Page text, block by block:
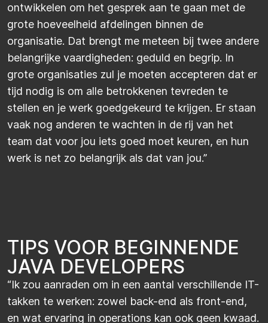
ontwikkelen om het gesprek aan te gaan met de
grote hoeveelheid afdelingen binnen de
organisatie. Dat brengt me meteen bij twee andere
belangrijke vaardigheden: geduld en begrip. In
grote organisaties zul je moeten accepteren dat er
tijd nodig is om alle betrokkenen tevreden te
stellen en je werk goedgekeurd te krijgen. Er staan
vaak nog anderen te wachten in de rij van het
team dat voor jou iets goed moet keuren, en hun
werk is net zo belangrijk als dat van jou.”
TIPS VOOR BEGINNENDE
JAVA DEVELOPERS​
“Ik zou aanraden om in een aantal verschillende IT-
takken te werken: zowel back-end als front-end,
en wat ervaring in operations kan ook geen kwaad.